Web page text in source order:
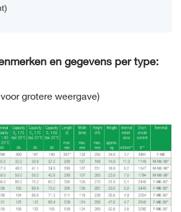
en gegevens per type:
grotere weergave)